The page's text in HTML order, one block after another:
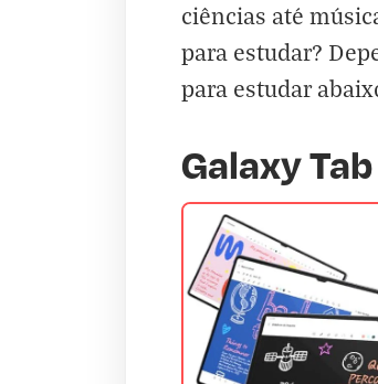
ciências até
para estudar?
para estudar
Galaxy